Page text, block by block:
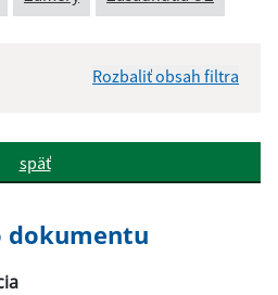
Rozbaliť obsah filtra
späť
dokumentu